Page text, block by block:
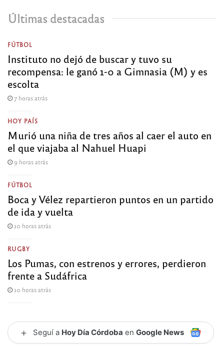
Últimas destacadas
FÚTBOL
Instituto no dejó de buscar y tuvo su
recompensa: le ganó 1-0 a Gimnasia (M) y es
escolta
7 horas atrás
HOY PAÍS
Murió una niña de tres años al caer el auto en
el que viajaba al Nahuel Huapi
9 horas atrás
FÚTBOL
Boca y Vélez repartieron puntos en un partido
de ida y vuelta
10 horas atrás
RUGBY
Los Pumas, con estrenos y errores, perdieron
frente a Sudáfrica
10 horas atrás
+ Seguí a Hoy Día Córdoba en Google News